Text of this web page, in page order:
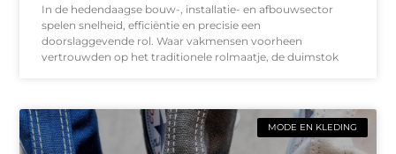
In de hedendaagse bouw-, installatie- en afbouwsector
spelen snelheid, efficiëntie en precisie een
doorslaggevende rol. Waar vakmensen voorheen
vertrouwden op het traditionele rolmaatje, de duimstok
MODE EN KLEDING